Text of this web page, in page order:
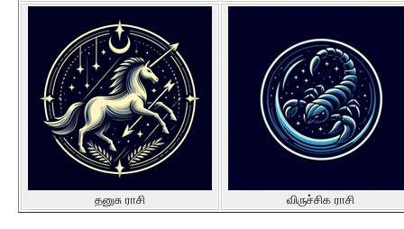
தனுசு ராசி விருச்சிக ராசி